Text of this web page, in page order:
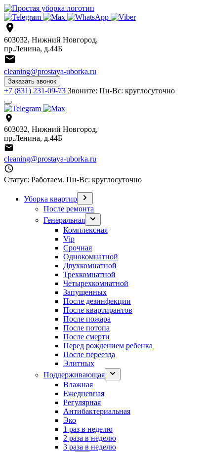
603032, Нижний Новгород,
пр.Ленина, д.44Б
cleaning@prostaya-uborka.ru
Заказать звонок
+7 (831) 231-09-73 Звоните: Пн-Вс: круглосуточно
603032, Нижний Новгород,
пр.Ленина, д.44Б
cleaning@prostaya-uborka.ru
Статус: Работаем. Пн-Вс: круглосуточно
Уборка квартир
После ремонта
Генеральная
Комплексная
Vip
Срочная
Однокомнатной
Двухкомнатной
Трехкомнатной
Четырехкомнатной
Запущенных
После дезинфекции
После квартирантов
После пожара
После потопа
После смерти
Перед рождением ребенка
После переезда
Элитных
Поддерживающая
Влажная
Ежедневная
Регулярная
Антибактериальная
Эко
1 раз в неделю
2 раза в неделю
3 раза в неделю